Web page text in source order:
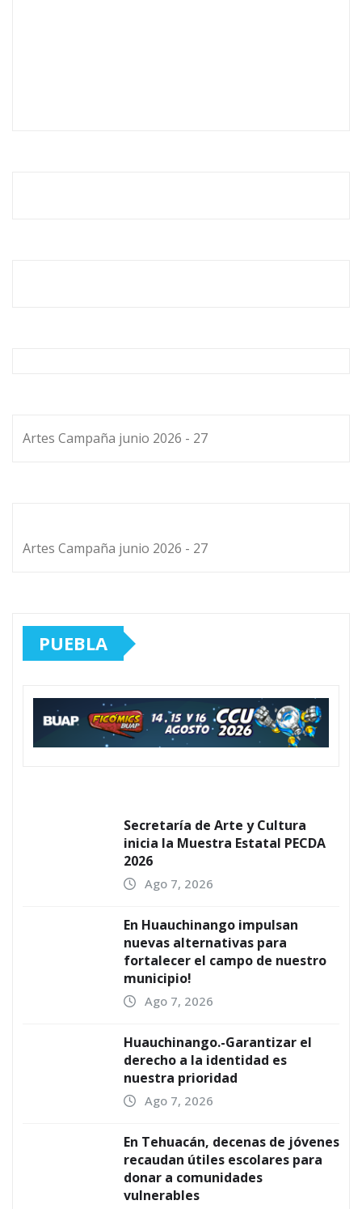
Artes Campaña junio 2026 - 27
Artes Campaña junio 2026 - 27
PUEBLA
Secretaría de Arte y Cultura
inicia la Muestra Estatal PECDA
2026
Ago 7, 2026
En Huauchinango impulsan
nuevas alternativas para
fortalecer el campo de nuestro
municipio!
Ago 7, 2026
Huauchinango.-Garantizar el
derecho a la identidad es
nuestra prioridad
Ago 7, 2026
En Tehuacán, decenas de jóvenes
recaudan útiles escolares para
donar a comunidades
vulnerables